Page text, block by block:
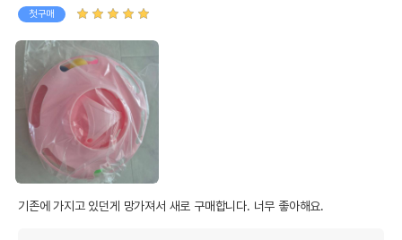
첫구매
기존에 가지고 있던게 망가져서 새로 구매합니다. 너무 좋아해요.